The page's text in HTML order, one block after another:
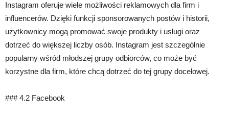
Instagram oferuje wiele możliwości reklamowych dla firm i
influencerów. Dzięki funkcji sponsorowanych postów i historii,
użytkownicy mogą promować swoje produkty i usługi oraz
dotrzeć do większej liczby osób. Instagram jest szczególnie
popularny wśród młodszej grupy odbiorców, co może być
korzystne dla firm, które chcą dotrzeć do tej grupy docelowej.
### 4.2 Facebook